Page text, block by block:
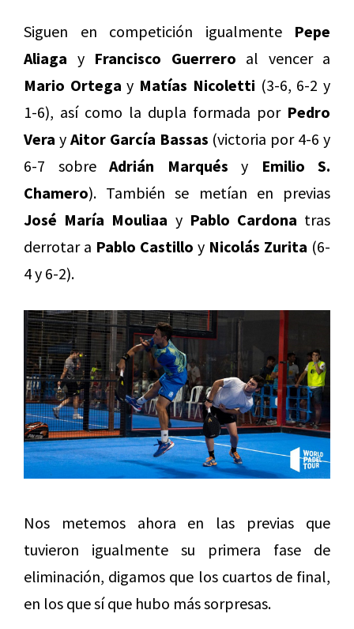
Siguen en competición igualmente Pepe
Aliaga y Francisco Guerrero al vencer a
Mario Ortega y Matías Nicoletti (3-6, 6-2 y
1-6), así como la dupla formada por Pedro
Vera y Aitor García Bassas (victoria por 4-6 y
6-7 sobre Adrián Marqués y Emilio S.
Chamero). También se metían en previas
José María Mouliaa y Pablo Cardona tras
derrotar a Pablo Castillo y Nicolás Zurita (6-
4 y 6-2).
Nos metemos ahora en las previas que
tuvieron igualmente su primera fase de
eliminación, digamos que los cuartos de final,
en los que sí que hubo más sorpresas.